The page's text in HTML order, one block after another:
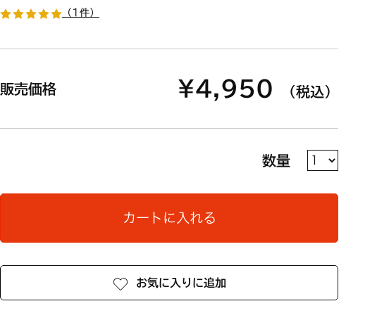
（1件）
販売価格 ¥4,950 （税込）
数量
カートに入れる
お気に入りに追加